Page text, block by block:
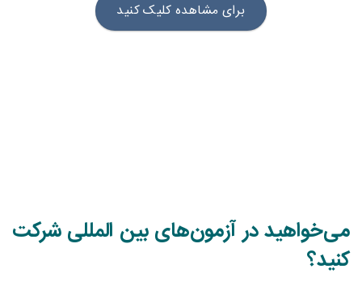
برای مشاهده کلیک کنید
می‌خواهید در آزمون‌های بین المللی شرکت
کنید؟